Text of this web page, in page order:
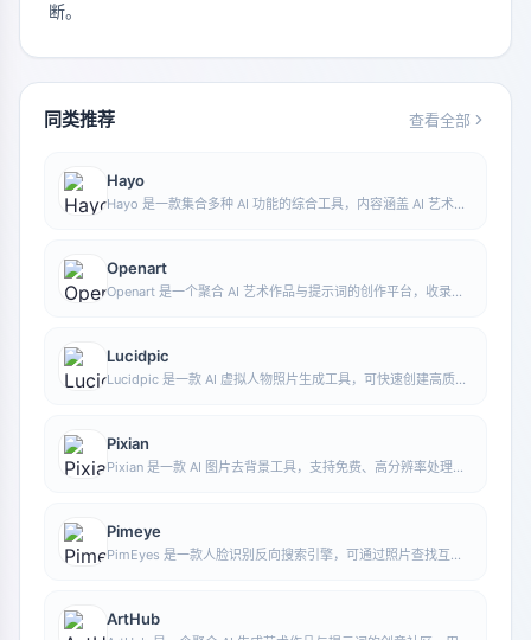
断。
同类推荐 查看全部
Hayo
Hayo 是一款集合多种 AI 功能的综合工具，内容涵盖 AI 艺术、
Openart
Openart 是一个聚合 AI 艺术作品与提示词的创作平台，收录大
Lucidpic
Lucidpic 是一款 AI 虚拟人物照片生成工具，可快速创建高质量
Pixian
Pixian 是一款 AI 图片去背景工具，支持免费、高分辨率处理，
Pimeye
PimEyes 是一款人脸识别反向搜索引擎，可通过照片查找互联
ArtHub